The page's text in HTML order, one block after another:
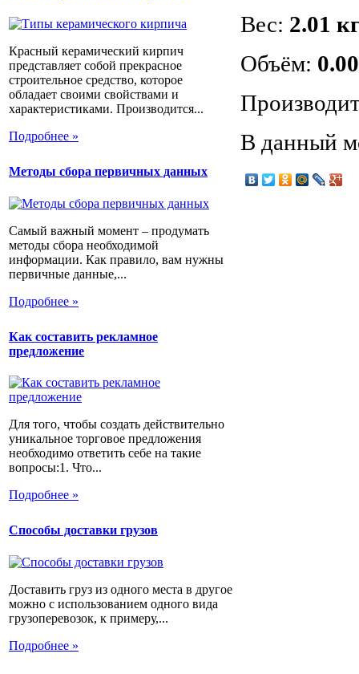
Красный керамический кирпич
представляет собой прекрасное
строительное средство, которое
обладает своими свойствами и
характеристиками. Производится...
Подробнее »
Методы сбора первичных данных
Самый важный момент – продумать
методы сбора необходимой
информации. Как правило, вам нужны
первичные данные,...
Подробнее »
Как составить рекламное
предложение
Для того, чтобы создать действительно
уникальное торговое предложения
необходимо ответить себе на такие
вопросы:1. Что...
Подробнее »
Способы доставки грузов
Доставить груз из одного места в другое
можно с использованием одного вида
грузоперевозок, к примеру,...
Подробнее »
Вес: 2.01
Объём:
В данный